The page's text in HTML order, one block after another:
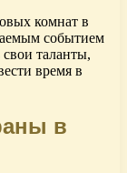
комнат в
событием
свои таланты,
время в
в